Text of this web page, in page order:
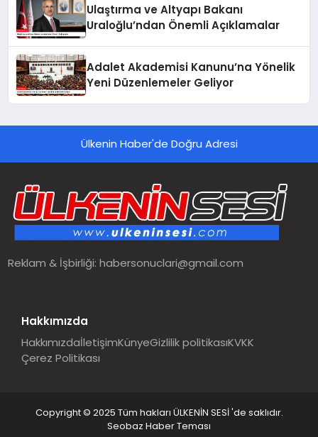
Ulaştırma ve Altyapı Bakanı
Uraloğlu’ndan Önemli Açıklamalar
Adalet Akademisi Kanunu’na Yönelik
Yeni Düzenlemeler Geliyor
Ülkenin Haber'de Doğru Adresi
Reklam & İşbirliği:habersonuclari@gmail.com
Hakkımızda
HakkımızdaİletişimKünyeGizlilik politikasıKVKK
Çerez Politikası
Copyright © 2025 Tüm hakları ÜLKENİN SESİ 'de saklıdır.
Seobaz Haber Teması